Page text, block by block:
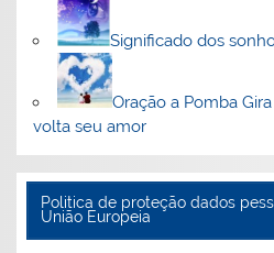
Significado dos
Oração a Pomba
volta seu amor
Politica de proteção dados
União Europeia